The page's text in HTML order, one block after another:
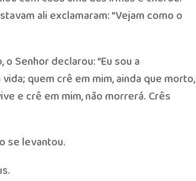
ali exclamaram: “Vejam como o
o Senhor declarou: “Eu sou a
quem crê em mim, ainda que morto,
e crê em mim, não morrerá. Crês
se levantou.